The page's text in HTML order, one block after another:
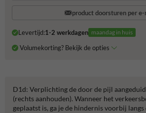
product doorsturen per
Levertijd:1-2 werkdagen maandag in huis
Volumekorting? Bekijk de opties
D1d: Verplichting de door de pijl
(rechts aanhouden). Wanneer het
geplaatst is, ga je de hindernis voorbij